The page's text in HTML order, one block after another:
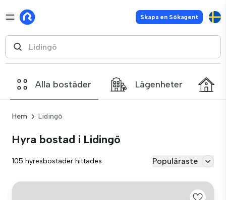
Skapa en Sökagent
Alla bostäder Lägenheter
Hem Lidingö
Hyra bostad i Lidingö
105 hyresbostäder hittades Populäraste